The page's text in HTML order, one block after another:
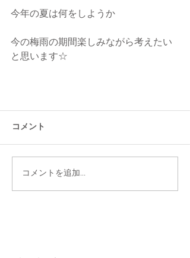
今年の夏は何をしようか
今の梅雨の期間楽しみながら考えたい
と思います☆
コメント
コメントを追加…